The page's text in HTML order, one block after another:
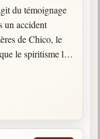
du témoignage
un accident
de Chico, le
le spiritisme lui